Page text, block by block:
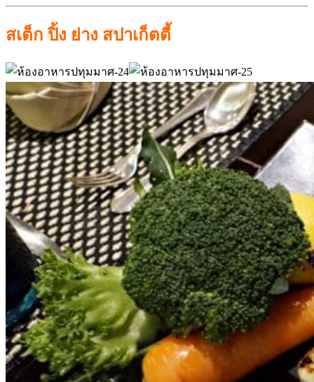
สเต็ก ปิ้ง ย่าง สปาเก็ตตี้